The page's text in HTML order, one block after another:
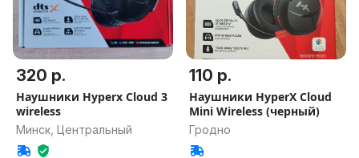
320 р.
Наушники Hyperx Cloud 3
wireless
Минск, Центральный
110 р.
Наушники HyperX Cloud
Mini Wireless (черный)
Гродно